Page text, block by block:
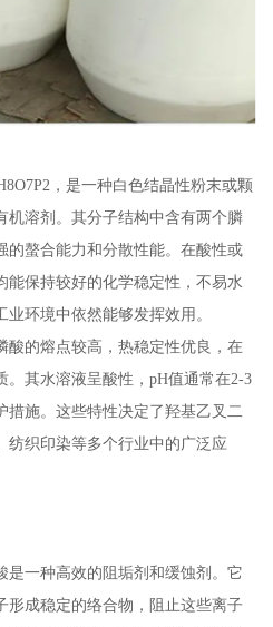
，是一种白色结晶性粉末或颗
机溶剂。其分子结构中含有两个膦
的螯合能力和分散性能。在酸性或
能保持较好的化学稳定性，不易水
环境中依然能够发挥效用。
酸的熔点较高，热稳定性优良，在
其水溶液呈酸性，pH值通常在2-3
措施。这些特性决定了羟基乙叉二
纺织印染等多个行业中的广泛应
是一种高效的阻垢剂和缓蚀剂。它
形成稳定的络合物，阻止这些离子